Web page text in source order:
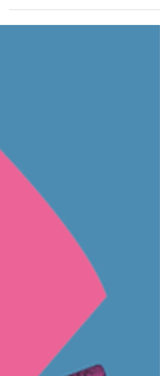
que funcionará como evento de apertura de la 5º